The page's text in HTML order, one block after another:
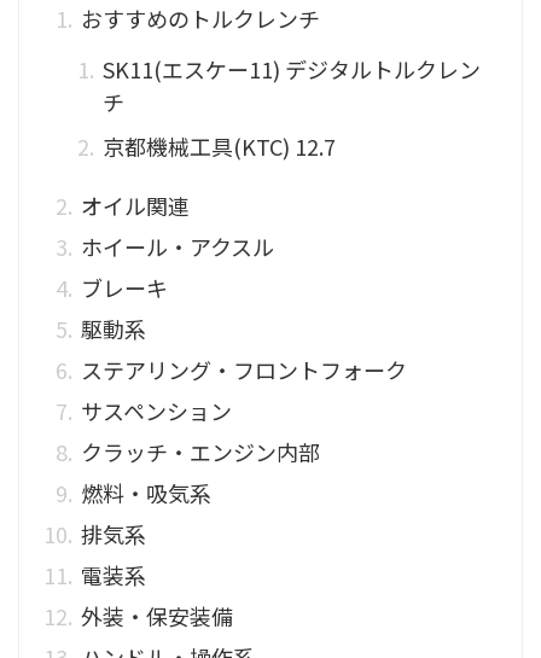
おすすめのトルクレンチ
SK11(エスケー11) デジタルトルクレン
チ
京都機械工具(KTC) 12.7
オイル関連
ホイール・アクスル
ブレーキ
駆動系
ステアリング・フロントフォーク
サスペンション
クラッチ・エンジン内部
燃料・吸気系
排気系
電装系
外装・保安装備